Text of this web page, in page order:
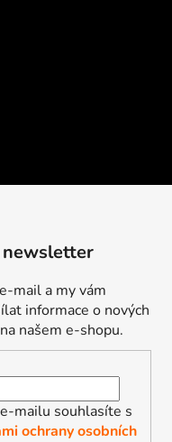
mail a my vám
informace o nových
našem e-shopu.
mailu souhlasíte s
ochrany osobních